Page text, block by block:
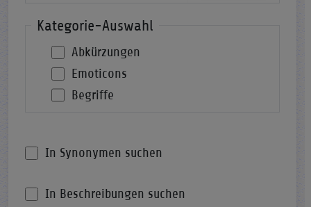
Kategorie-Auswahl
Abkürzungen
Emoticons
Begriffe
In Synonymen suchen
In Beschreibungen suchen